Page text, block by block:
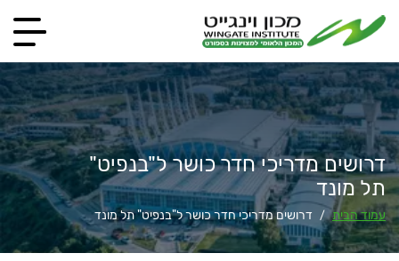
דרושים מדריכי חדר כושר ל"בנפיט"
תל מונד
עמוד הבית / דרושים מדריכי חדר כושר ל"בנפיט" תל מונד